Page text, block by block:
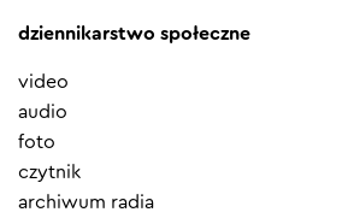
dziennikarstwo społeczne
video
audio
foto
czytnik
archiwum radia